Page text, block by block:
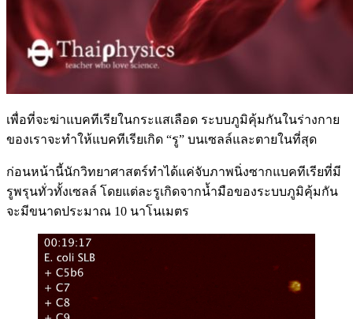
เพื่อที่จะฆ่าแบคทีเรียในกระแสเลือด ระบบภูมิคุ้มกันในร่างกาย
ของเราจะทำให้แบคทีเรียเกิด “รู” บนเซลล์และตายในที่สุด
ก่อนหน้านี้นักวิทยาศาสตร์ทำได้แค่จับภาพนิ่งซากแบคทีเรียที่มี
รูพรุนทั่วทั้งเซลล์ โดยแต่ละรูเกิดจากน้ำมือของระบบภูมิคุ้มกัน
จะมีขนาดประมาณ 10 นาโนเมตร